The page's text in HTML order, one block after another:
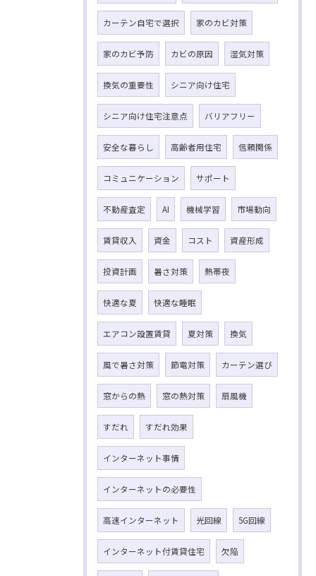
カーテン自宅で選択 家のカビ対策
家のカビ予防 カビの原因 湿気対策
換気の重要性 シニア向け住宅
シニア向け住宅注意点 バリアフリー
安全な暮らし 高齢者用住宅 信頼関係
コミュニケーション サポート
不動産査定 AI 機械学習 市場動向
賃貸収入 資金 コスト 資産形成
投資計画 暑さ対策 熱帯夜
快適な夏 快適な睡眠
エアコン設置賃貸 夏対策 換気
風で暑さ対策 節電対策 カーテン選び
窓からの熱 窓の熱対策 扇風機
すだれ すだれ効果
インターネット事情
インターネットの必要性
高速インターネット 光回線 5G回線
インターネット付賃貸住宅 欠陥